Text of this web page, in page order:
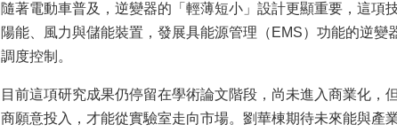
隨著電動車普及，逆變器的「輕薄短小」設計更顯重要，這
陽能、風力與儲能裝置，發展具能源管理（EMS）功能的逆
調度控制。
目前這項研究成果仍停留在學術論文階段，尚未進入商業化
商願意投入，才能從實驗室走向市場。劉華棟期待未來能與產